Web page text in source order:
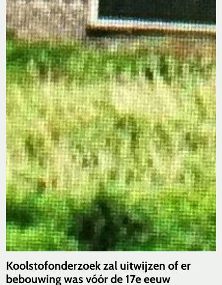
Koolstofonderzoek zal uitwijzen of er
bebouwing was vóór de 17e eeuw